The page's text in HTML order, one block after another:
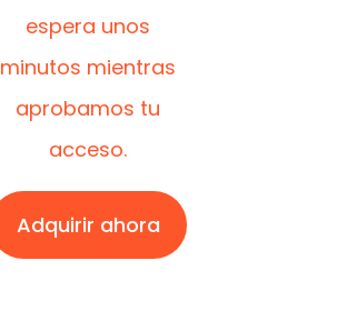
espera unos
minutos mientras
aprobamos tu
acceso.
Adquirir ahora